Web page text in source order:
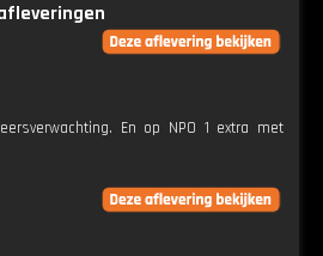
En op NPO 1 extra met